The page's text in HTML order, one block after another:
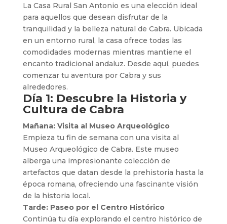
La Casa Rural San Antonio es una elección ideal
para aquellos que desean disfrutar de la
tranquilidad y la belleza natural de Cabra. Ubicada
en un entorno rural, la casa ofrece todas las
comodidades modernas mientras mantiene el
encanto tradicional andaluz. Desde aquí, puedes
comenzar tu aventura por Cabra y sus
alrededores.
Día 1: Descubre la Historia y
Cultura de Cabra
Mañana: Visita al Museo Arqueológico
Empieza tu fin de semana con una visita al
Museo Arqueológico de Cabra. Este museo
alberga una impresionante colección de
artefactos que datan desde la prehistoria hasta la
época romana, ofreciendo una fascinante visión
de la historia local.
Tarde: Paseo por el Centro Histórico
Continúa tu día explorando el centro histórico de